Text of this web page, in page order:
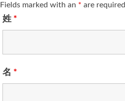
Fields marked with an * are required
姓 *
名 *